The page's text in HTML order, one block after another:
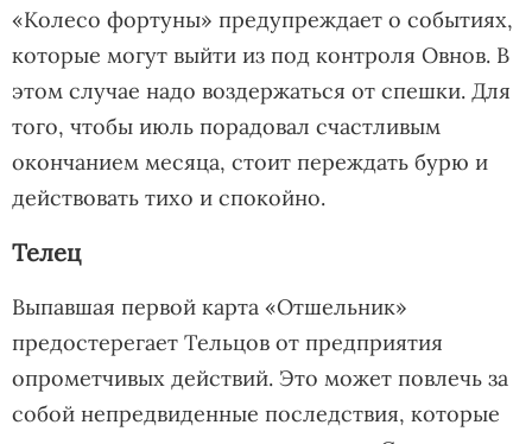
«Колесо фортуны» предупреждает о событиях,
которые могут выйти из под контроля Овнов. В
этом случае надо воздержаться от спешки. Для
того, чтобы июль порадовал счастливым
окончанием месяца, стоит переждать бурю и
действовать тихо и спокойно.
Телец
Выпавшая первой карта «Отшельник»
предостерегает Тельцов от предприятия
опрометчивых действий. Это может повлечь за
собой непредвиденные последствия, которые